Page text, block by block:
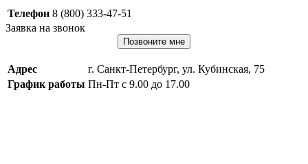
Телефон 8 (800) 333-47-51
Заявка на звонок
Позвоните мне
Адрес
г. Санкт-Петербург, ул. Кубинская, 75
График работы Пн-Пт с 9.00 до 17.00